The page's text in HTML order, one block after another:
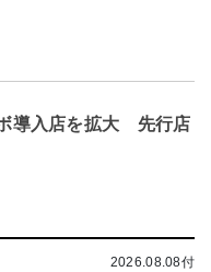
導入店を拡大 先行店
2026.08.08付